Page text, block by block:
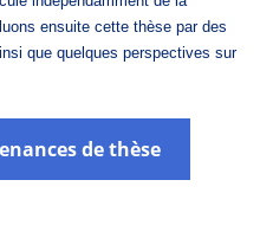
ensuite cette thèse par des
que quelques perspectives sur
de thèse